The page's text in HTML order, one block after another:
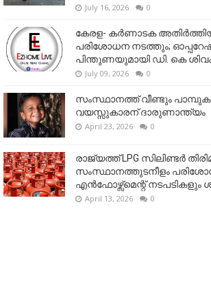
July 16, 2026 0
കേരള- കർണാടക
പരിശോധന നടത്തും;
പിന്തുണയുമായി ഡി. കെ
July 09, 2026 0
സംസ്ഥാനത്ത് വീണ്ടും
വയസ്സുകാരന് ദാരുണാന്ത്യം
April 23, 2026 0
രാജ്യത്ത് LPG സിലിണ്ടർ
സംസ്ഥാനത്തുടനീളം
എൻഫോഴ്സ്മെന്റ് നടപടികളും
April 13, 2026 0